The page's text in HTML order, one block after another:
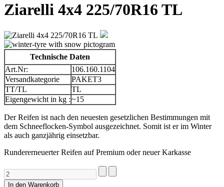
Ziarelli 4x4 225/70R16 TL
Technische Daten
Art.Nr:
106.160.1104
Versandkategorie
PAKET3
TT/TL
TL
Eigengewicht in kg :~15
Der Reifen ist nach den neuesten gesetzlichen Bestimmungen mit
dem Schneeflocken-Symbol ausgezeichnet. Somit ist er im Winter
als auch ganzjährig einsetzbar.
Rundererneuerter Reifen auf Premium oder neuer Karkasse